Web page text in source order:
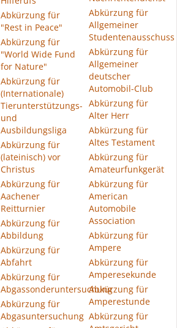
Abkürzung für
"Rest in Peace"
Abkürzung für
"World Wide Fund
for Nature"
Abkürzung für
(Internationale)
Tierunterstützungs-
und
Ausbildungsliga
Abkürzung für
(lateinisch) vor
Christus
Abkürzung für
Aachener
Reitturnier
Abkürzung für
Abbildung
Abkürzung für
Abfahrt
Abkürzung für
Abgassonderuntersuchung
Abkürzung für
Abgasuntersuchung
Abkürzung für
Allgemeiner
Studentenausschuss
Abkürzung für
Allgemeiner
deutscher
Automobil-Club
Abkürzung für
Alter Herr
Abkürzung für
Altes Testament
Abkürzung für
Amateurfunkgerät
Abkürzung für
American
Automobile
Association
Abkürzung für
Ampere
Abkürzung für
Amperesekunde
Abkürzung für
Amperestunde
Abkürzung für